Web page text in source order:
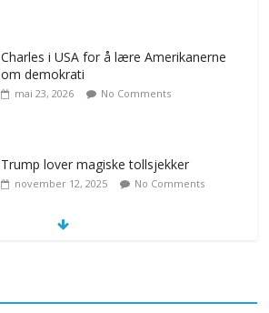
Charles i USA for å lære Amerikanerne
om demokrati
mai 23, 2026 No Comments
Trump lover magiske tollsjekker
november 12, 2025 No Comments